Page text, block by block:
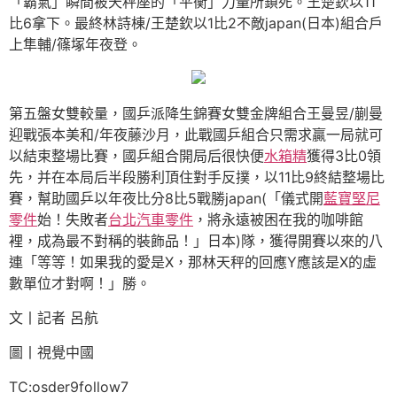
比6拿下。最終林詩棟/王楚欽以1比2不敵japan(日本)組合戶
上隼輔/篠塚年夜登。
第五盤女雙較量，國乒派降生錦賽女雙金牌組合王曼昱/蒯曼
迎戰張本美和/年夜藤沙月，此戰國乒組合只需求贏一局就可
以結束整場比賽，國乒組合開局后很快便水箱精獲得3比0領
先，并在本局后半段勝利頂住對手反撲，以11比9終結整場比
賽，幫助國乒以年夜比分8比5戰勝japan(「儀式開藍寶堅尼
零件始！失敗者台北汽車零件 ，將永遠被困在我的咖啡館
裡，成為最不對稱的裝飾品！」日本)隊，獲得開賽以來的八
連「等等！如果我的愛是X，那林天秤的回應Y應該是X的虛
數單位才對啊！」勝。
文丨記者 呂航
圖丨視覺中國
TC:osder9follow7